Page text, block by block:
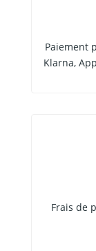
Paiement
Klarna,
Frais de